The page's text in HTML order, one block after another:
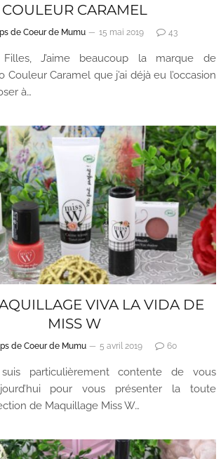
COULEUR CARAMEL
de Coeur de Mumu 15 mai 2019 43
J’aime beaucoup la marque de
Couleur Caramel que j’ai déjà eu l’occasion
à…
VIVA LA VIDA DE
MISS W
de Coeur de Mumu 5 avril 2019 60
particulièrement contente de vous
pour vous présenter la toute
de Maquillage Miss W…